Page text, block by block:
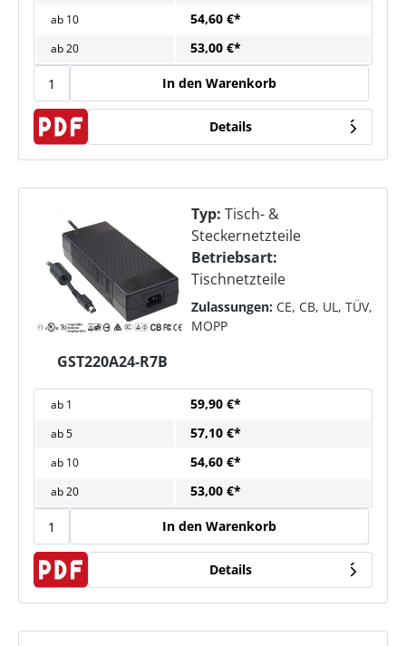
ab 10 54,60 €*
ab20 53,00 €*
In den Warenkorb
Details
GST220A24-R7B
Typ: Tisch- &
Steckernetzteile
Betriebsart:
Tischnetzteile
Zulassungen: CE, CB, UL, TÜV,
MOPP
ab 1 59,90 €*
ab5 57,10 €*
ab 10 54,60 €*
ab20 53,00 €*
In den Warenkorb
Details